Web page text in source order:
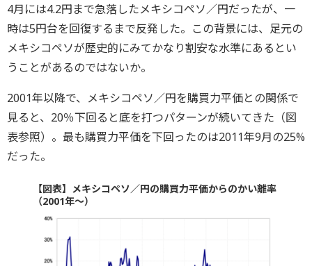
4月には4.2円まで急落したメキシコペソ／円だったが、一
時は5円台を回復するまで反発した。この背景には、足元の
メキシコペソが歴史的にみてかなり割安な水準にあるとい
うことがあるのではないか。
2001年以降で、メキシコペソ／円を購買力平価との関係で
見ると、20％下回ると底を打つパターンが続いてきた（図
表参照）。最も購買力平価を下回ったのは2011年9月の25%
だった。
【図表】メキシコペソ／円の購買力平価からのかい離率
（2001年～）